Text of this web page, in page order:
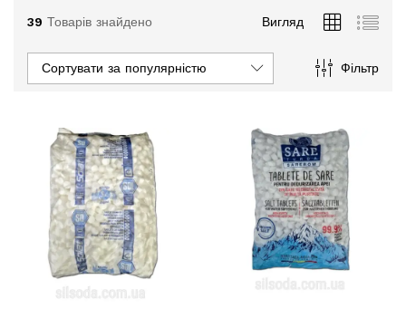
39 Товарів знайдено Вигляд
Фільтр
Сортувати за популярністю